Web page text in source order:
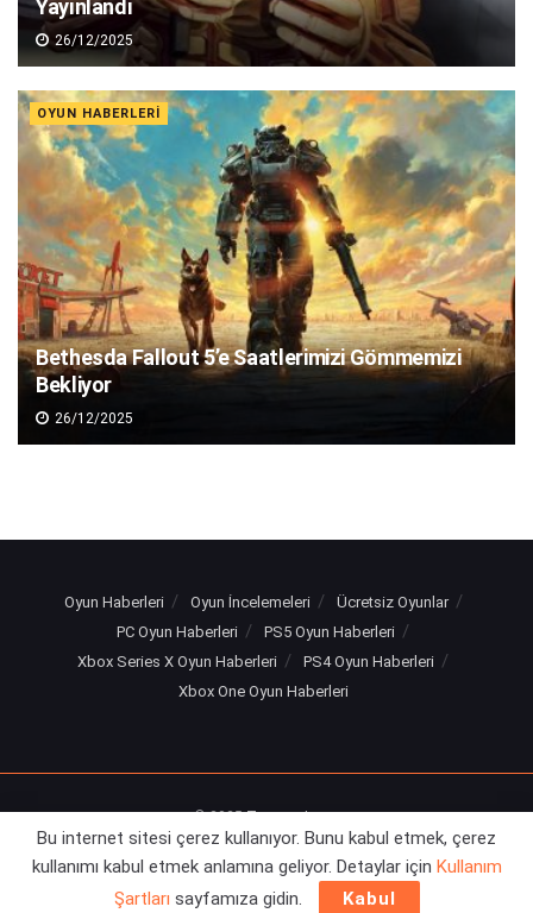
Yayınlandı
26/12/2025
OYUN HABERLERI
Bethesda Fallout 5’e Saatlerimizi Gömmemizi
Bekliyor
26/12/2025
Oyun Haberleri Oyun İncelemeleri
Ücretsiz Oyunlar
PC Oyun Haberleri
PS5 Oyun Haberleri
Xbox Series X Oyun Haberleri
PS4 Oyun Haberleri
Xbox One Oyun Haberleri
© 2025Turuncu Levye
Bu internet sitesi çerez kullanıyor. Bunu kabul etmek, çerez
kullanımı kabul etmek anlamına geliyor. Detaylar için Kullanım
Şartları sayfamıza gidin. Kabul